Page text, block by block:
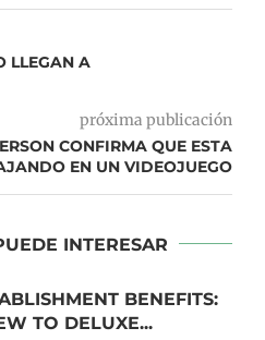
LLEGAN A
próxima publicación
CONFIRMA QUE ESTA
EN UN VIDEOJUEGO
INTERESAR
BENEFITS:
TO DELUXE...